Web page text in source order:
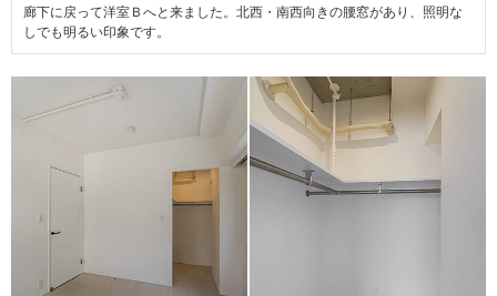
廊下に戻って洋室Ｂへと来ました。北西・南西向きの腰窓があり、照明な
しでも明るい印象です。